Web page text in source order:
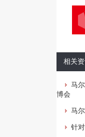
相关
马
博会
马
针